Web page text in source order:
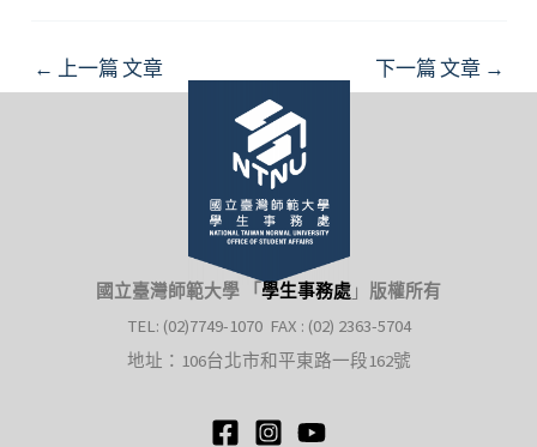
Post
navigation
← 上一篇 文章 下一篇 文章 →
國立臺灣師範大學 「 學生事務處 」 版權所有
TEL: (02)7749-1070 FAX : (02) 2363-5704
地址：106台北市和平東路一段162號